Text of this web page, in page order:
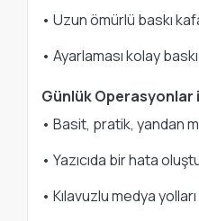
• Uzun ömürlü baskı
• Ayarlaması kolay
Günlük Operasyonlar
• Basit, pratik, yandan
• Yazıcıda bir hata
• Kılavuzlu medya